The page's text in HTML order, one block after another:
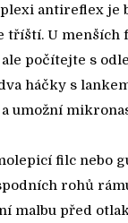
antireflex je
tříští. U menších
počítejte s
háčky s
umožní
filc nebo
rohů
malbu před